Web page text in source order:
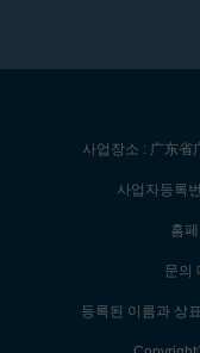
사업장소 : 广东省
사업자등록
홈
문의
등록된 이름과 상